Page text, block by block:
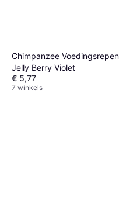
Chimpanzee Voedingsrepen
Jelly Berry Violet
€ 5,77
7 winkels